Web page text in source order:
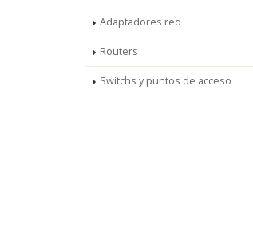
Adaptadores red
Routers
Switchs y puntos de acceso